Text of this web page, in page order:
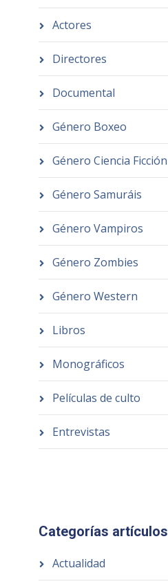
Actores
Directores
Documental
Género Boxeo
Género Ciencia Ficción
Género Samuráis
Género Vampiros
Género Zombies
Género Western
Libros
Monográficos
Películas de culto
Entrevistas
Categorías artículos
Actualidad